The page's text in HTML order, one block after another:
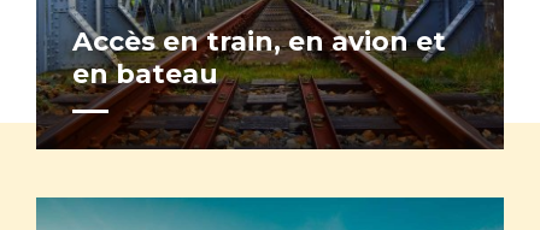
Accès en train, en avion et
en bateau